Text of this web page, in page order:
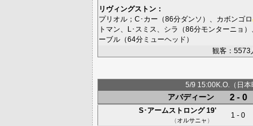
リヴィングストン ：
プリオル ； C･カー （86分ダンソ ）、 カボンゴロ
トマン
L･スミス シラ （86分モンターニョ ）
ーブル （64分 ミューヘッド ）
観客：
5/9 15:00K.O.（日本
アバディーン 2 - 0
S･アームストロング19'
（オルサニャ）
1 - 0